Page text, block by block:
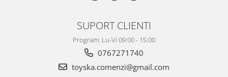
SUPORT CLIENTI
Program: Lu-Vi 09:00 - 15:00
0767271740
toyska.comenzi@gmail.com